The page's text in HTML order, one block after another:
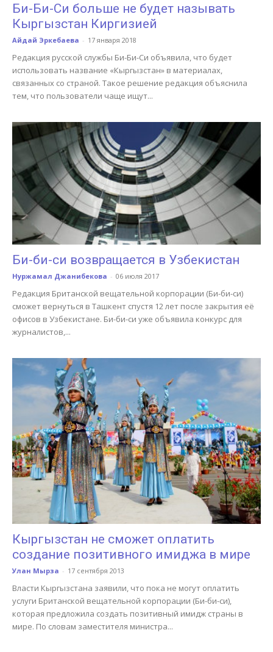
Би-Би-Си больше не будет называть
Кыргызстан Киргизией
Айдай Эркебаева - 17 января 2018
Редакция русской службы Би-Би-Си объявила, что будет
использовать название «Кыргызстан» в материалах,
связанных со страной. Такое решение редакция объяснила
тем, что пользователи чаще ищут...
Би-би-си возвращается в Узбекистан
Нуржамал Джанибекова - 06 июля 2017
Редакция Британской вещательной корпорации (Би-би-си)
сможет вернуться в Ташкент спустя 12 лет после закрытия её
офисов в Узбекистане. Би-би-си уже объявила конкурс для
журналистов,...
Кыргызстан не сможет оплатить
создание позитивного имиджа в мире
Улан Мырза - 17 сентября 2013
Власти Кыргызстана заявили, что пока не могут оплатить
услуги Британской вещательной корпорации (Би-би-си),
которая предложила создать позитивный имидж страны в
мире. По словам заместителя министра...